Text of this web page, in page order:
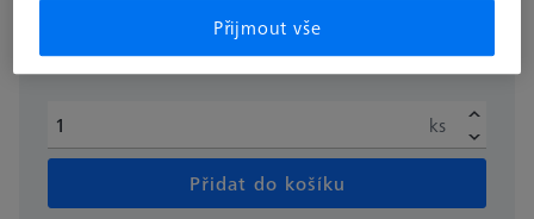
ks
Přidat do košíku
Přijmout vše